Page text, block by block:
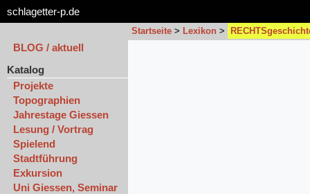
schlagetter-p.de
Startseite > Lexikon >
BLOG / aktuell
Katalog
Projekte
Topographien
Jahrestage Giessen
Lesung / Vortrag
Spielend
Stadtführung
Exkursion
Uni Giessen, Seminar